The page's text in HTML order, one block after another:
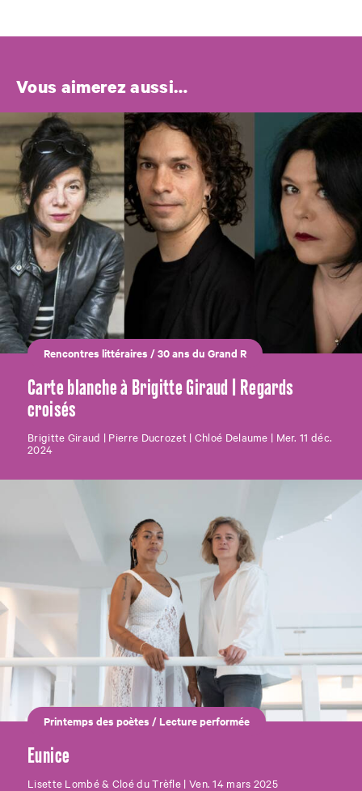
Vous aimerez aussi…
Rencontres littéraires /30 ans du Grand R
Carte blanche à Brigitte Giraud | Regards
croisés
Brigitte Giraud | Pierre Ducrozet | Chloé Delaume | Mer. 11 déc.
2024
Printemps des poètes / Lecture performée
Eunice
Lisette Lombé & Cloé du Trèfle | Ven. 14 mars 2025